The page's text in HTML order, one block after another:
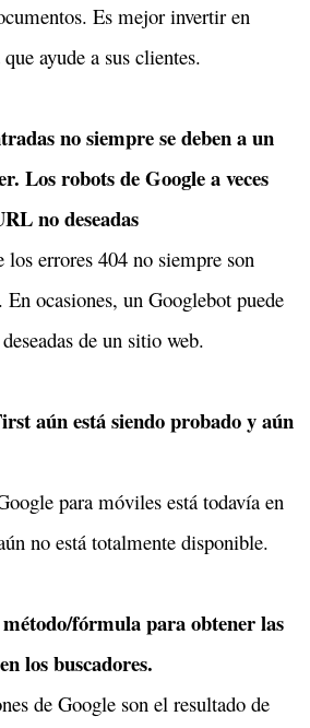
Es mejor invertir en
ayude a sus clientes.
no siempre se deben a un
Los robots de Google a veces
no deseadas
los errores 404 no siempre son
ocasiones, un Googlebot puede
de un sitio web.
aún está siendo probado y aún
para móviles está todavía en
no está totalmente disponible.
fórmula para obtener las
los buscadores.
de Google son el resultado de